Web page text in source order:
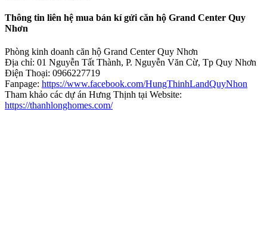
Thông tin liên hệ mua bán kí gửi căn hộ Grand Center Quy
Nhơn
Phòng kinh doanh căn hộ Grand Center Quy Nhơn
Địa chỉ: 01 Nguyễn Tất Thành, P. Nguyễn Văn Cừ, Tp Quy Nhơn
Điện Thoại: 0966227719
Fanpage: https://www.facebook.com/HungThinhLandQuyNhon
Tham khảo các dự án Hưng Thịnh tại Website:
https://thanhlonghomes.com/